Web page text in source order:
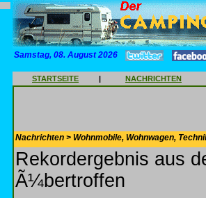
Samstag, 08. August 2026
STARTSEITE | NACHRICHTEN
Nachrichten > Wohnmobile, Wohnwagen,
Rekordergebnis aus
Ã¼bertroffen